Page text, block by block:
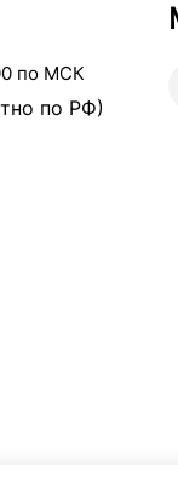
по МСК
по РФ)